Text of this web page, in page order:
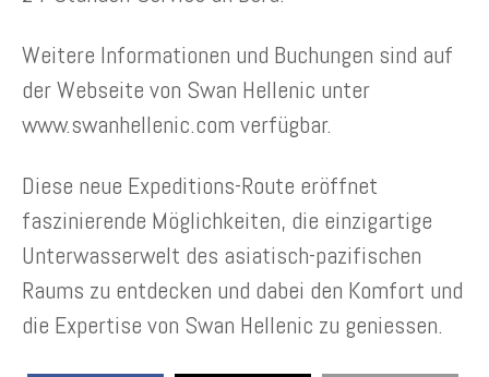
Weitere Informationen und Buchungen sind auf
der Webseite von Swan Hellenic unter
www.swanhellenic.com verfügbar.
Diese neue Expeditions-Route eröffnet
faszinierende Möglichkeiten, die einzigartige
Unterwasserwelt des asiatisch-pazifischen
Raums zu entdecken und dabei den Komfort und
die Expertise von Swan Hellenic zu geniessen.